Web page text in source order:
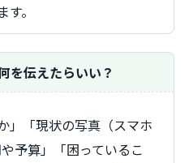
。
を伝えたらいい？
」「現状の写真（スマホ
予算」「困っているこ